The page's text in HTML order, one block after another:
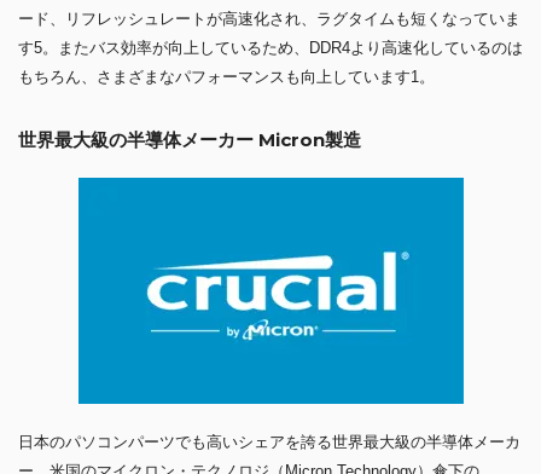
ード、リフレッシュレートが高速化され、ラグタイムも短くなっていま
す5。またバス効率が向上しているため、DDR4より高速化しているのは
もちろん、さまざまなパフォーマンスも向上しています1。
世界最大級の半導体メーカー Micron製造
日本のパソコンパーツでも高いシェアを誇る世界最大級の半導体メーカ